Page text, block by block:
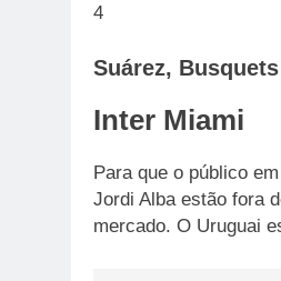
4
Suárez,
Inter Miami
Para que o público
Jordi Alba estão fora
mercado. O Uruguai